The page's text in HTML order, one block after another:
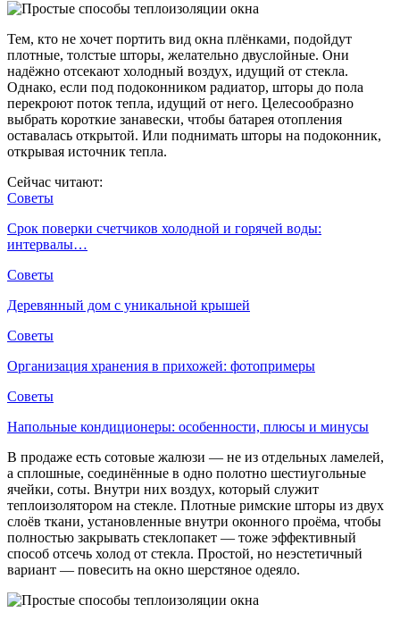
Тем, кто не хочет портить вид окна плёнками, подойдут
плотные, толстые шторы, желательно двуслойные. Они
надёжно отсекают холодный воздух, идущий от стекла.
Однако, если под подоконником радиатор, шторы до пола
перекроют поток тепла, идущий от него. Целесообразно
выбрать короткие занавески, чтобы батарея отопления
оставалась открытой. Или поднимать шторы на подоконник,
открывая источник тепла.
Сейчас читают:
Советы
Срок поверки счетчиков холодной и горячей воды:
интервалы…
Советы
Деревянный дом с уникальной крышей
Советы
Организация хранения в прихожей: фотопримеры
Советы
Напольные кондиционеры: особенности, плюсы и минусы
В продаже есть сотовые жалюзи — не из отдельных ламелей,
а сплошные, соединённые в одно полотно шестиугольные
ячейки, соты. Внутри них воздух, который служит
теплоизолятором на стекле. Плотные римские шторы из двух
слоёв ткани, установленные внутри оконного проёма, чтобы
полностью закрывать стеклопакет — тоже эффективный
способ отсечь холод от стекла. Простой, но неэстетичный
вариант — повесить на окно шерстяное одеяло.